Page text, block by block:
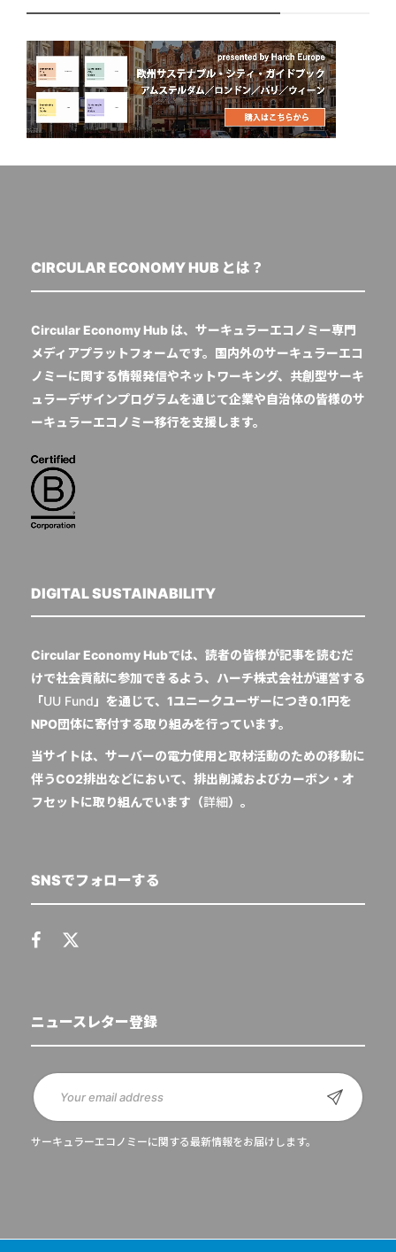
CIRCULAR ECONOMY HUB とは？
Circular Economy Hub は、サーキュラーエコノミー専門
メディアプラットフォームです。国内外のサーキュラーエコ
ノミーに関する情報発信やネットワーキング、共創型サーキ
ュラーデザインプログラムを通じて企業や自治体の皆様のサ
ーキュラーエコノミー移行を支援します。
DIGITAL SUSTAINABILITY
Circular Economy Hubでは、読者の皆様が記事を読むだ
けで社会貢献に参加できるよう、ハーチ株式会社が運営する
「UU Fund 」を通じて、1ユニークユーザーにつき0.1円を
NPO団体に寄付する取り組みを行っています。
当サイトは、サーバーの電力使用と取材活動のための移動に
伴うCO2排出などにおいて、排出削減およびカーボン・オ
フセットに取り組んでいます（詳細）。
SNSでフォローする
ニュースレター登録
サーキュラーエコノミーに関する最新情報をお届けします。